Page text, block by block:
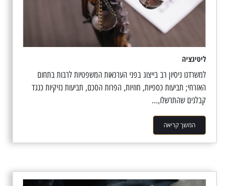
ליטיגציה
למשרדנו ניסיון רב בייצוג בפני הערכאות המשפטיות לרבות בתחום
האזרחי; תביעות כספיות, חוזיות, הפרות הסכם, תביעות נזיקיות כנגד
קבלנים שהתרשלו,...
המשך קריאה